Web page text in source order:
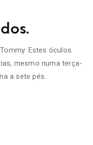
Estes óculos
mesmo numa terça-
a sete pés.